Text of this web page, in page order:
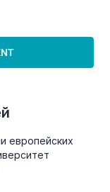
европейских